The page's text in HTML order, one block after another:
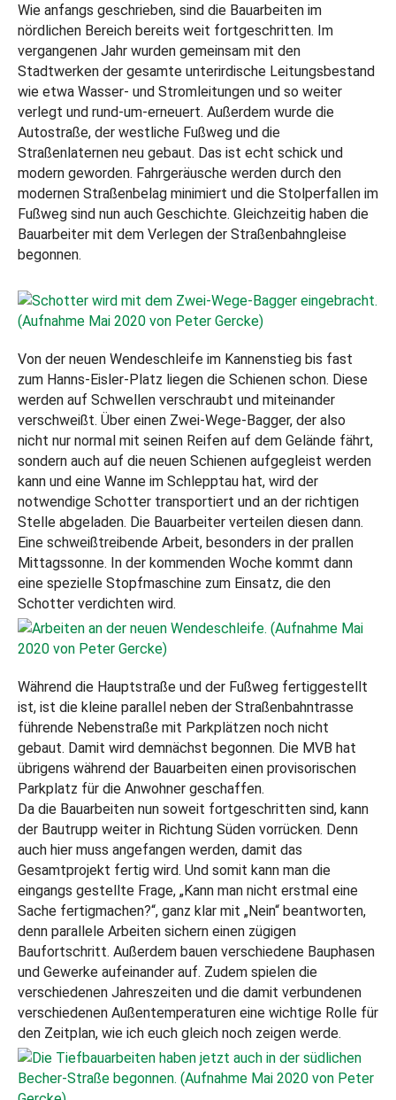
Wie anfangs geschrieben, sind die Bauarbeiten im
nördlichen Bereich bereits weit fortgeschritten. Im
vergangenen Jahr wurden gemeinsam mit den
Stadtwerken der gesamte unterirdische Leitungsbestand
wie etwa Wasser- und Stromleitungen und so weiter
verlegt und rund-um-erneuert. Außerdem wurde die
Autostraße, der westliche Fußweg und die
Straßenlaternen neu gebaut. Das ist echt schick und
modern geworden. Fahrgeräusche werden durch den
modernen Straßenbelag minimiert und die Stolperfallen im
Fußweg sind nun auch Geschichte. Gleichzeitig haben die
Bauarbeiter mit dem Verlegen der Straßenbahngleise
begonnen.
Von der neuen Wendeschleife im Kannenstieg bis fast
zum Hanns-Eisler-Platz liegen die Schienen schon. Diese
werden auf Schwellen verschraubt und miteinander
verschweißt. Über einen Zwei-Wege-Bagger, der also
nicht nur normal mit seinen Reifen auf dem Gelände fährt,
sondern auch auf die neuen Schienen aufgegleist werden
kann und eine Wanne im Schlepptau hat, wird der
notwendige Schotter transportiert und an der richtigen
Stelle abgeladen. Die Bauarbeiter verteilen diesen dann.
Eine schweißtreibende Arbeit, besonders in der prallen
Mittagssonne. In der kommenden Woche kommt dann
eine spezielle Stopfmaschine zum Einsatz, die den
Schotter verdichten wird.
Während die Hauptstraße und der Fußweg fertiggestellt
ist, ist die kleine parallel neben der Straßenbahntrasse
führende Nebenstraße mit Parkplätzen noch nicht
gebaut. Damit wird demnächst begonnen. Die MVB hat
übrigens während der Bauarbeiten einen provisorischen
Parkplatz für die Anwohner geschaffen.
Da die Bauarbeiten nun soweit fortgeschritten sind, kann
der Bautrupp weiter in Richtung Süden vorrücken. Denn
auch hier muss angefangen werden, damit das
Gesamtprojekt fertig wird. Und somit kann man die
eingangs gestellte Frage, „Kann man nicht erstmal eine
Sache fertigmachen?“, ganz klar mit „Nein“ beantworten,
denn parallele Arbeiten sichern einen zügigen
Baufortschritt. Außerdem bauen verschiedene Bauphasen
und Gewerke aufeinander auf. Zudem spielen die
verschiedenen Jahreszeiten und die damit verbundenen
verschiedenen Außentemperaturen eine wichtige Rolle für
den Zeitplan, wie ich euch gleich noch zeigen werde.